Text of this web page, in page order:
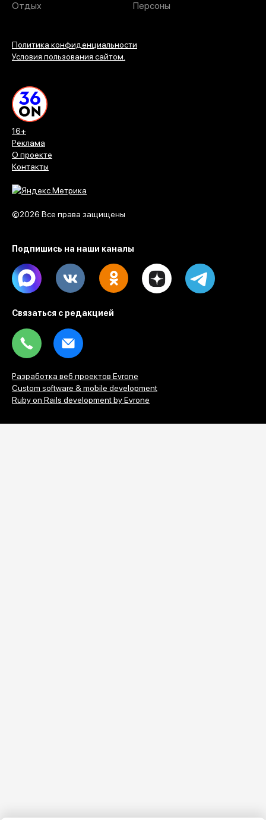
16+
Реклама
О проекте
Контакты
©2026 Все права защищены
Отдых
Персоны
Политика конфиденциальности
Условия пользования сайтом.
Подпишись на наши каналы
Max Dzen
Связаться с редакцией
Разработка веб проектов Evrone
Custom software & mobile development
Ruby on Rails development by Evrone